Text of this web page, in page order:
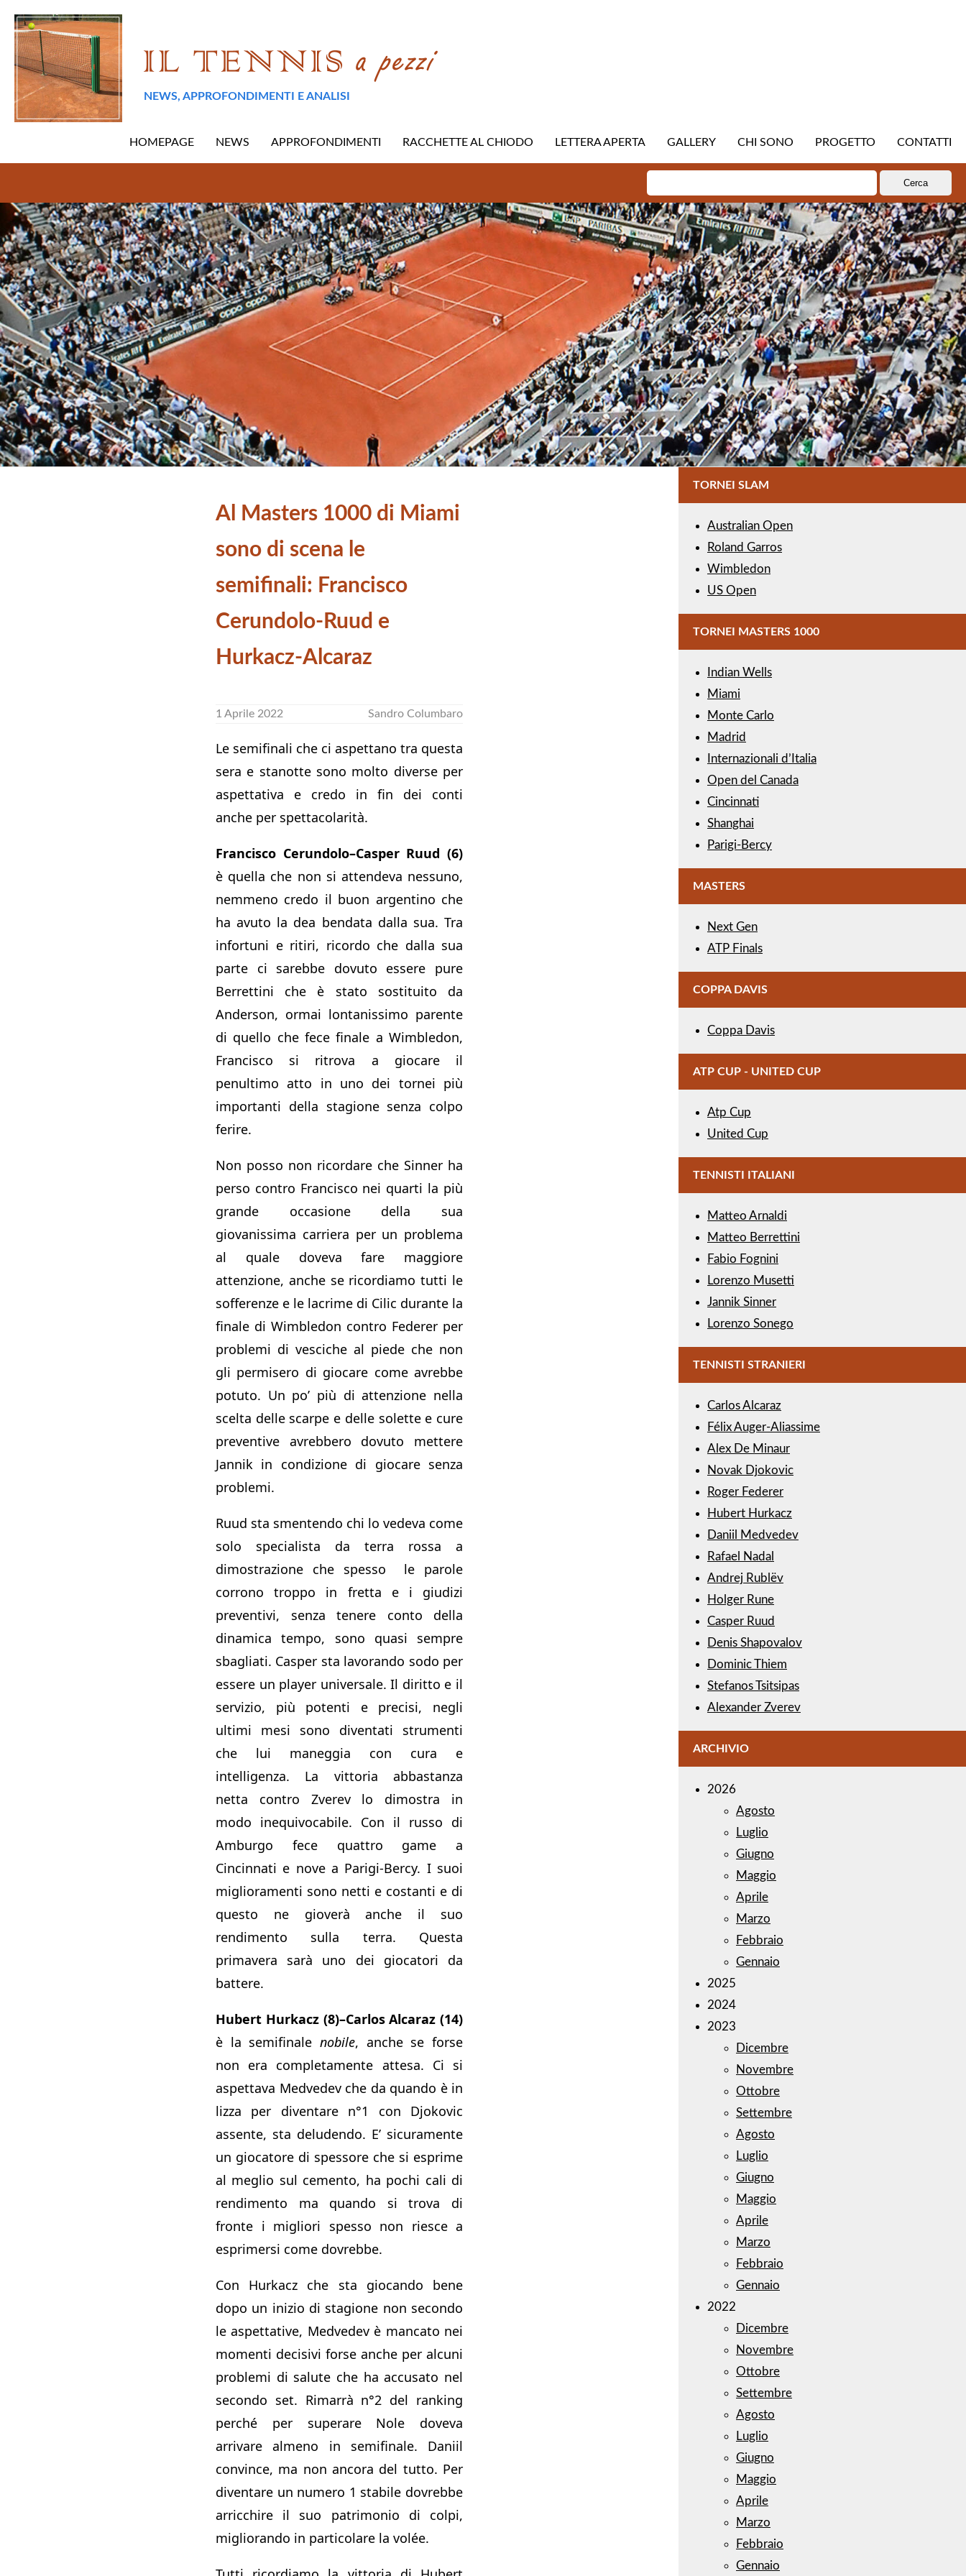
NEWS, APPROFONDIMENTI E ANALISI
HOMEPAGE NEWS APPROFONDIMENTI RACCHETTE AL CHIODO LETTERA APERTA GALLERY CHI SONO PROGETTO CONTATTI
per:
Al Masters 1000 di Miami
sono di scena le
semifinali: Francisco
Cerundolo-Ruud e
Hurkacz-Alcaraz
1 Aprile 2022 Sandro Columbaro
Le semifinali che ci aspettano tra questa
sera e stanotte sono molto diverse per
aspettativa e credo in fin dei conti
anche per spettacolarità.
Francisco Cerundolo–Casper Ruud (6)
è quella che non si attendeva nessuno,
nemmeno credo il buon argentino che
ha avuto la dea bendata dalla sua. Tra
infortuni e ritiri, ricordo che dalla sua
parte ci sarebbe dovuto essere pure
Berrettini che è stato sostituito da
Anderson, ormai lontanissimo parente
di quello che fece finale a Wimbledon,
Francisco si ritrova a giocare il
penultimo atto in uno dei tornei più
importanti della stagione senza colpo
ferire.
Non posso non ricordare che Sinner ha
perso contro Francisco nei quarti la più
grande occasione della sua
giovanissima carriera per un problema
al quale doveva fare maggiore
attenzione, anche se ricordiamo tutti le
sofferenze e le lacrime di Cilic durante la
finale di Wimbledon contro Federer per
problemi di vesciche al piede che non
gli permisero di giocare come avrebbe
potuto. Un po’ più di attenzione nella
scelta delle scarpe e delle solette e cure
preventive avrebbero dovuto mettere
Jannik in condizione di giocare senza
problemi.
Ruud sta smentendo chi lo vedeva come
solo specialista da terra rossa a
dimostrazione che spesso le parole
corrono troppo in fretta e i giudizi
preventivi, senza tenere conto della
dinamica tempo, sono quasi sempre
sbagliati. Casper sta lavorando sodo per
essere un player universale. Il diritto e il
servizio, più potenti e precisi, negli
ultimi mesi sono diventati strumenti
che lui maneggia con cura e
intelligenza. La vittoria abbastanza
netta contro Zverev lo dimostra in
modo inequivocabile. Con il russo di
Amburgo fece quattro game a
Cincinnati e nove a Parigi-Bercy. I suoi
miglioramenti sono netti e costanti e di
questo ne gioverà anche il suo
rendimento sulla terra. Questa
primavera sarà uno dei giocatori da
battere.
Hubert Hurkacz (8)–Carlos Alcaraz (14)
è la semifinale nobile, anche se forse
non era completamente attesa. Ci si
aspettava Medvedev che da quando è in
lizza per diventare n°1 con Djokovic
assente, sta deludendo. E’ sicuramente
un giocatore di spessore che si esprime
al meglio sul cemento, ha pochi cali di
rendimento ma quando si trova di
fronte i migliori spesso non riesce a
esprimersi come dovrebbe.
Con Hurkacz che sta giocando bene
dopo un inizio di stagione non secondo
le aspettative, Medvedev è mancato nei
momenti decisivi forse anche per alcuni
problemi di salute che ha accusato nel
secondo set. Rimarrà n°2 del ranking
perché per superare Nole doveva
arrivare almeno in semifinale. Daniil
convince, ma non ancora del tutto. Per
diventare un numero 1 stabile dovrebbe
arricchire il suo patrimonio di colpi,
migliorando in particolare la volée.
TORNEI SLAM
Australian Open
Roland Garros
Wimbledon
US Open
TORNEI MASTERS 1000
Indian Wells
Miami
Monte Carlo
Madrid
Internazionali d’Italia
Open del Canada
Cincinnati
Shanghai
Parigi-Bercy
MASTERS
Next Gen
ATP Finals
COPPA DAVIS
Coppa Davis
ATP CUP - UNITED CUP
Atp Cup
United Cup
TENNISTI ITALIANI
Matteo Arnaldi
Matteo Berrettini
Fabio Fognini
Lorenzo Musetti
Jannik Sinner
Lorenzo Sonego
TENNISTI STRANIERI
Carlos Alcaraz
Félix Auger-Aliassime
Alex De Minaur
Novak Djokovic
Roger Federer
Hubert Hurkacz
Daniil Medvedev
Rafael Nadal
Andrej Rublëv
Holger Rune
Casper Ruud
Denis Shapovalov
Dominic Thiem
Stefanos Tsitsipas
Alexander Zverev
ARCHIVIO
2026
Agosto
Luglio
Giugno
Maggio
Aprile
Marzo
Febbraio
Gennaio
2025
2024
2023
Dicembre
Novembre
Ottobre
Settembre
Agosto
Luglio
Giugno
Maggio
Aprile
Marzo
Febbraio
Gennaio
2022
Dicembre
Novembre
Ottobre
Settembre
Agosto
Luglio
Giugno
Maggio
Aprile
Marzo
Febbraio
Gennaio